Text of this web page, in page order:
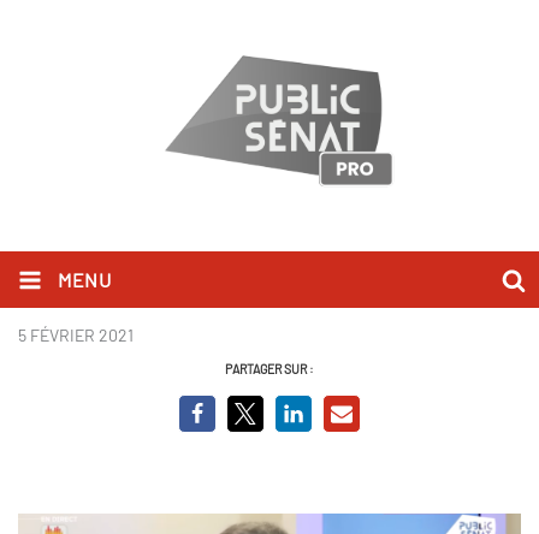
MENU
Jean Rottner BCV.PNG
5 FÉVRIER 2021
PARTAGER SUR :